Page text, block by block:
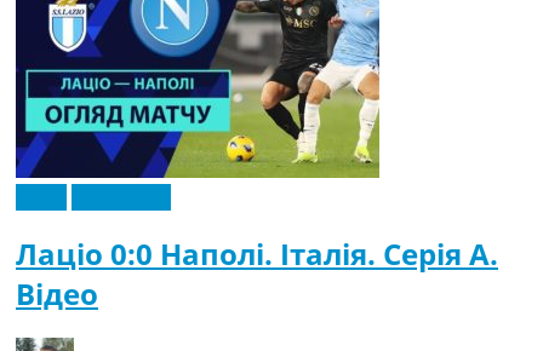
Лаціо 0:0 Наполі. Італія. Серія A.
Відео